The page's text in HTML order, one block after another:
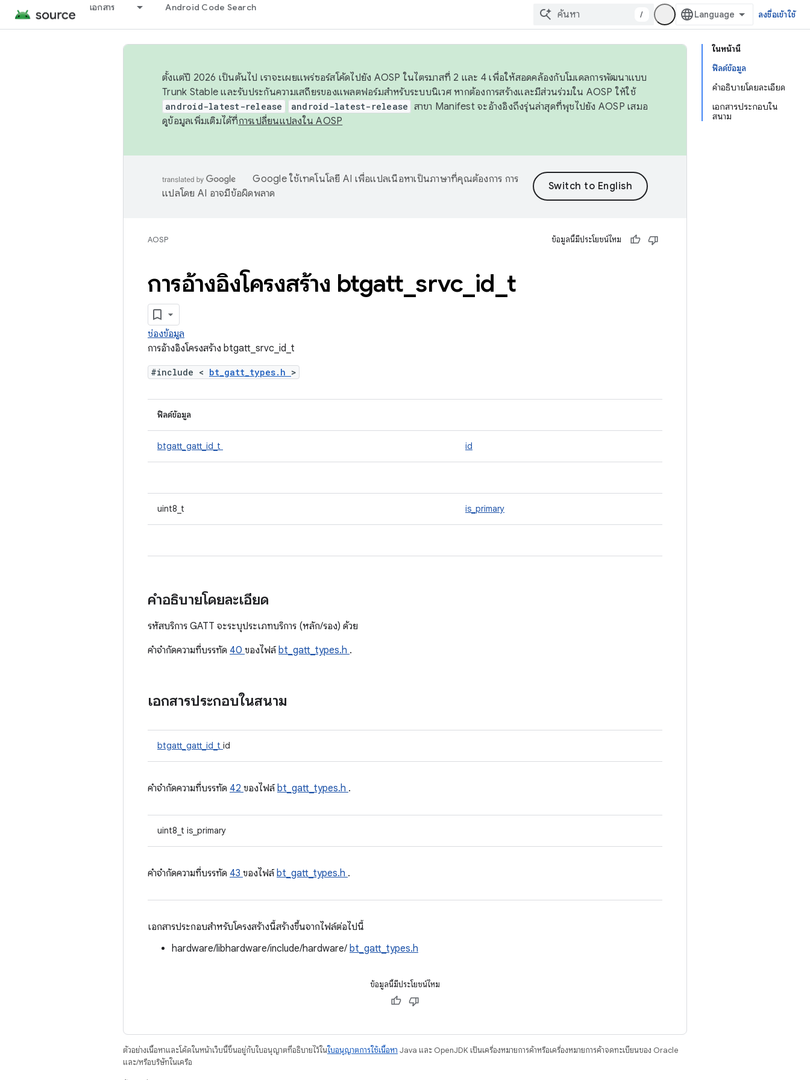
เอกสาร Android Code Search
/ ลงชื่อเข้าใช้
ในหน้านี้
ฟิลด์ข้อมูล
คำอธิบายโดยละเอียด
เอกสารประกอบใน
สนาม
ตั้งแต่ปี 2026 เป็นต้นไป เราจะเผยแพร่ซอร์สโค้ดไปยัง AOSP ในไตรมาสที่ 2 และ 4 เพื่อให้สอดคล้องกับโมเดลการพัฒนาแบบ
Trunk Stable และรับประกันความเสถียรของแพลตฟอร์มสำหรับระบบนิเวศ หากต้องการสร้างและมีส่วนร่วมใน AOSP ให้ใช้
android-latest-release android-latest-release สาขา Manifest จะอ้างอิงถึงรุ่นล่าสุดที่พุชไปยัง AOSP เสมอ
ดูข้อมูลเพิ่มเติมได้ที่การเปลี่ยนแปลงใน AOSP
Google ใช้เทคโนโลยี AI เพื่อแปลเนื้อหาเป็นภาษาที่คุณต้องการ การ
แปลโดย AI อาจมีข้อผิดพลาด
AOSP ข้อมูลนี้มีประโยชน์ไหม
การอ้างอิงโครงสร้าง btgatt srvc id t
ช่องข้อมูล
การอ้างอิงโครงสร้าง btgatt_srvc_id_t
#include < bt_gatt_types.h >
ฟิลด์ข้อมูล
btgatt_gatt_id_t id
uint8_t is_primary
คำอธิบายโดยละเอียด
รหัสบริการ GATT จะระบุประเภทบริการ (หลัก/รอง) ด้วย
คําจํากัดความที่บรรทัด 40 ของไฟล์bt_gatt_types.h .
เอกสารประกอบในสนาม
btgatt_gatt_id_t id
คําจํากัดความที่บรรทัด 42 ของไฟล์bt_gatt_types.h .
uint8_t is_primary
คําจํากัดความที่บรรทัด 43 ของไฟล์bt_gatt_types.h .
เอกสารประกอบสำหรับโครงสร้างนี้สร้างขึ้นจากไฟล์ต่อไปนี้
hardware/libhardware/include/hardware/ bt_gatt_types.h
ข้อมูลนี้มีประโยชน์ไหม
ตัวอย่างเนื้อหาและโค้ดในหน้าเว็บนี้ขึ้นอยู่กับใบอนุญาตที่อธิบายไว้ในใบอนุญาตการใช้เนื้อหา Java และ OpenJDK เป็นเครื่องหมายการค้าหรือเครื่องหมายการค้าจดทะเบียนของ Oracle
และ/หรือบริษัทในเครือ